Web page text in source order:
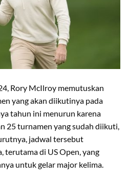
Rory McIlroy memutuskan
yang akan diikutinya pada
tahun ini menurun karena
25 turnamen yang sudah diikuti,
jadwal tersebut
terutama di US Open, yang
untuk gelar major kelima.